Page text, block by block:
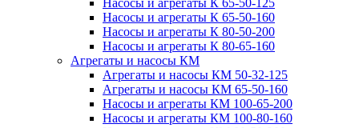
Насосы и агрегаты К 65-50-125
Насосы и агрегаты К 65-50-160
Насосы и агрегаты К 80-50-200
Насосы и агрегаты К 80-65-160
Агрегаты и насосы КМ
Агрегаты и насосы КМ 50-32-125
Агрегаты и насосы КМ 65-50-160
Насосы и агрегаты КМ 100-65-200
Насосы и агрегаты КМ 100-80-160